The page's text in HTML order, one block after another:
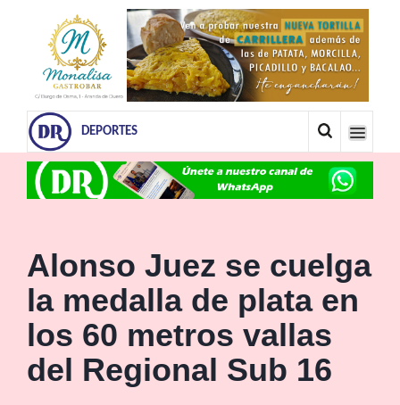
DEPORTES
Alonso Juez se cuelga
la medalla de plata en
los 60 metros vallas
del Regional Sub 16